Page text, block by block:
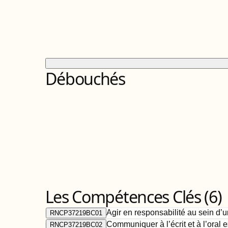
Débouchés
Les Compétences Clés (6)
RNCP37219BC01 Agir en responsabilité au sein
RNCP37219BC02 Communiquer à l’écrit et à l’oral